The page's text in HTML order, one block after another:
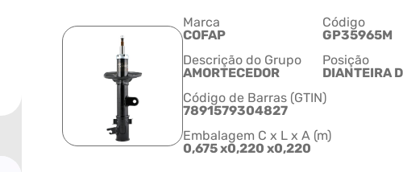
Marca
COFAP
Código
GP35965M
Descrição do Grupo
AMORTECEDOR
Posição
DIANTEIRA
Código de Barras (GTIN)
7891579304827
Embalagem C x L x A (m)
0,675 x0,220 x0,220